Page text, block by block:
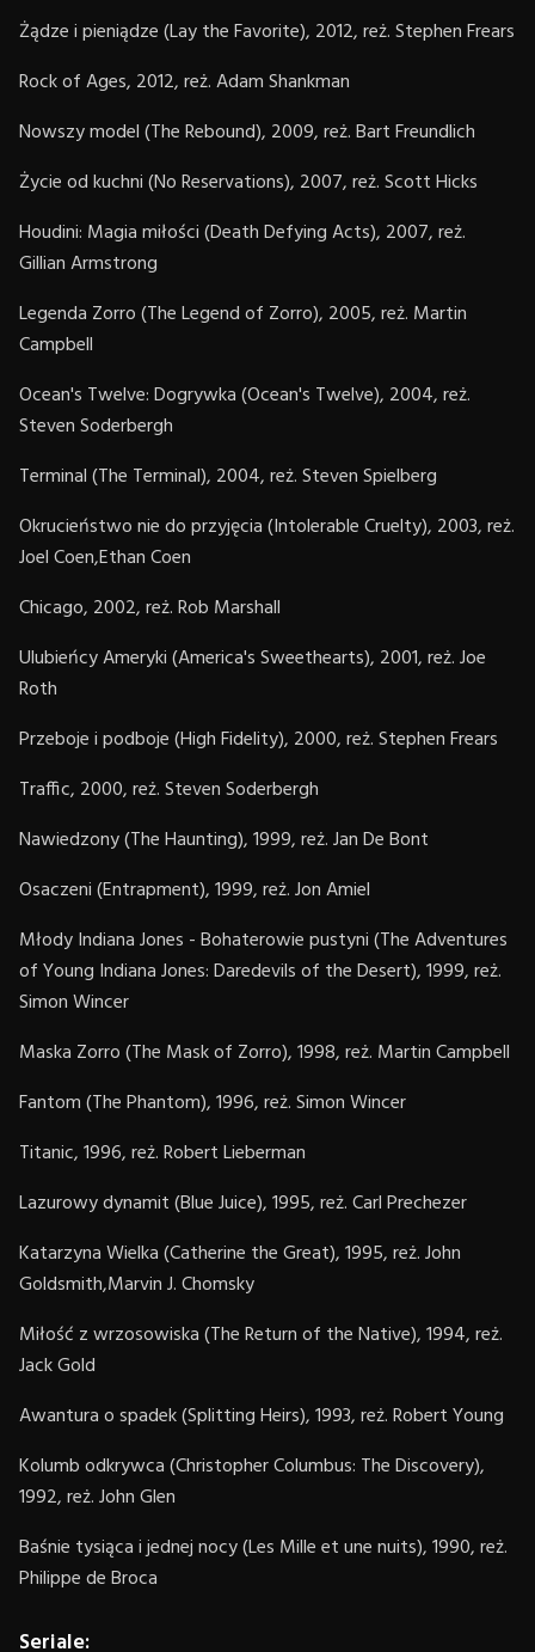
Żądze i pieniądze (Lay the Favorite), 2012, reż. Stephen Frears
Rock of Ages, 2012, reż. Adam Shankman
Nowszy model (The Rebound), 2009, reż. Bart Freundlich
Życie od kuchni (No Reservations), 2007, reż. Scott Hicks
Houdini: Magia miłości (Death Defying Acts), 2007, reż.
Gillian Armstrong
Legenda Zorro (The Legend of Zorro), 2005, reż. Martin
Campbell
Ocean's Twelve: Dogrywka (Ocean's Twelve), 2004, reż.
Steven Soderbergh
Terminal (The Terminal), 2004, reż. Steven Spielberg
Okrucieństwo nie do przyjęcia (Intolerable Cruelty), 2003, reż.
Joel Coen,Ethan Coen
Chicago, 2002, reż. Rob Marshall
Ulubieńcy Ameryki (America's Sweethearts), 2001, reż. Joe
Roth
Przeboje i podboje (High Fidelity), 2000, reż. Stephen Frears
Traffic, 2000, reż. Steven Soderbergh
Nawiedzony (The Haunting), 1999, reż. Jan De Bont
Osaczeni (Entrapment), 1999, reż. Jon Amiel
Młody Indiana Jones - Bohaterowie pustyni (The Adventures
of Young Indiana Jones: Daredevils of the Desert), 1999, reż.
Simon Wincer
Maska Zorro (The Mask of Zorro), 1998, reż. Martin Campbell
Fantom (The Phantom), 1996, reż. Simon Wincer
Titanic, 1996, reż. Robert Lieberman
Lazurowy dynamit (Blue Juice), 1995, reż. Carl Prechezer
Katarzyna Wielka (Catherine the Great), 1995, reż. John
Goldsmith,Marvin J. Chomsky
Miłość z wrzosowiska (The Return of the Native), 1994, reż.
Jack Gold
Awantura o spadek (Splitting Heirs), 1993, reż. Robert Young
Kolumb odkrywca (Christopher Columbus: The Discovery),
1992, reż. John Glen
Baśnie tysiąca i jednej nocy (Les Mille et une nuits), 1990, reż.
Philippe de Broca
Seriale: